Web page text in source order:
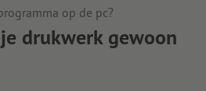
op de pc?
drukwerk gewoon